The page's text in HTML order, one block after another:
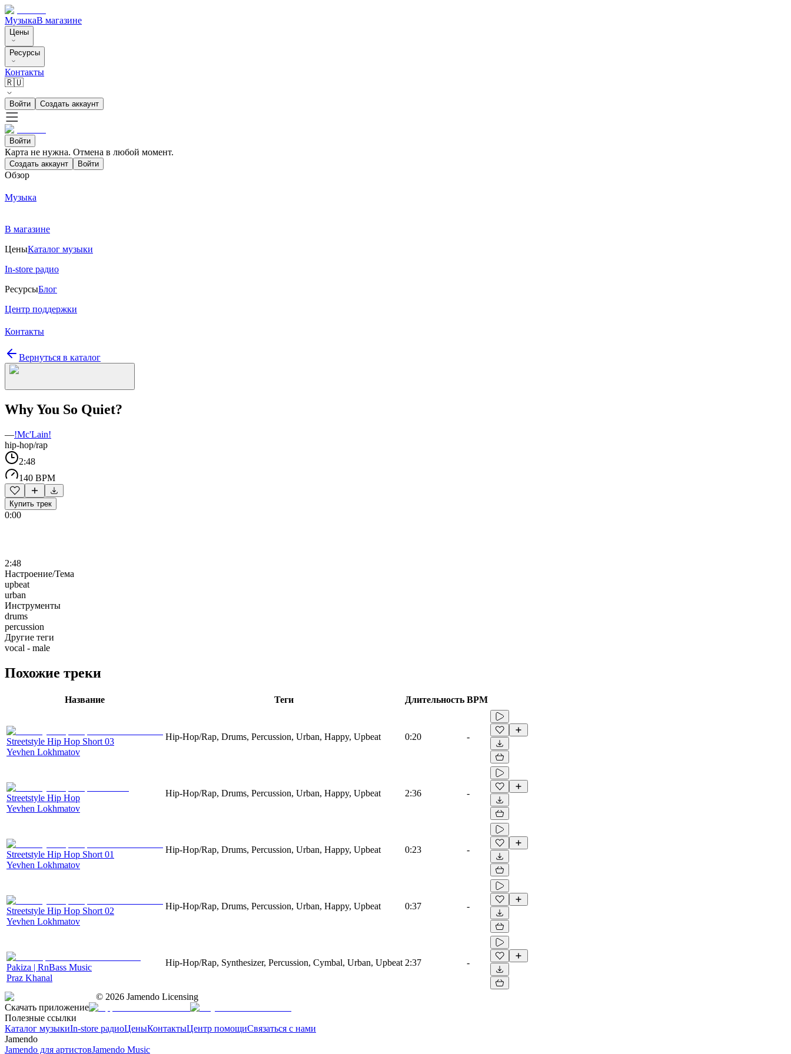
МузыкаВ магазине
Цены
Ресурсы
Контакты
🇷🇺
Войти Создать аккаунт
Войти
Карта не нужна. Отмена в любой момент.
Создать аккаунт Войти
Обзор
Музыка
В магазине
ЦеныКаталог музыки
In-store радио
РесурсыБлог
Центр поддержки
Контакты
Вернуться в каталог
Why You So Quiet?
—!Mc'Lain!
hip-hop/rap
2:48
140 BPM
Купить трек
0:00
2:48
Настроение/Тема
upbeat
urban
Инструменты
drums
percussion
Другие теги
vocal - male
Похожие треки
Название Теги Длительность BPM
Streetstyle Hip Hop Short 03
Yevhen Lokhmatov
Hip-Hop/Rap, Drums, Percussion, Urban, Happy, Upbeat 0:20 -
Streetstyle Hip Hop
Yevhen Lokhmatov
Hip-Hop/Rap, Drums, Percussion, Urban, Happy, Upbeat 2:36 -
Streetstyle Hip Hop Short 01
Yevhen Lokhmatov
Hip-Hop/Rap, Drums, Percussion, Urban, Happy, Upbeat 0:23 -
Streetstyle Hip Hop Short 02
Yevhen Lokhmatov
Hip-Hop/Rap, Drums, Percussion, Urban, Happy, Upbeat 0:37 -
Pakiza | RnBass Music
Praz Khanal
Hip-Hop/Rap, Synthesizer, Percussion, Cymbal, Urban, Upbeat 2:37 -
© 2026 Jamendo Licensing
Скачать приложение
Полезные ссылки
Каталог музыкиIn-store радиоЦеныКонтактыЦентр помощиСвязаться с нами
Jamendo
Jamendo для артистовJamendo Music